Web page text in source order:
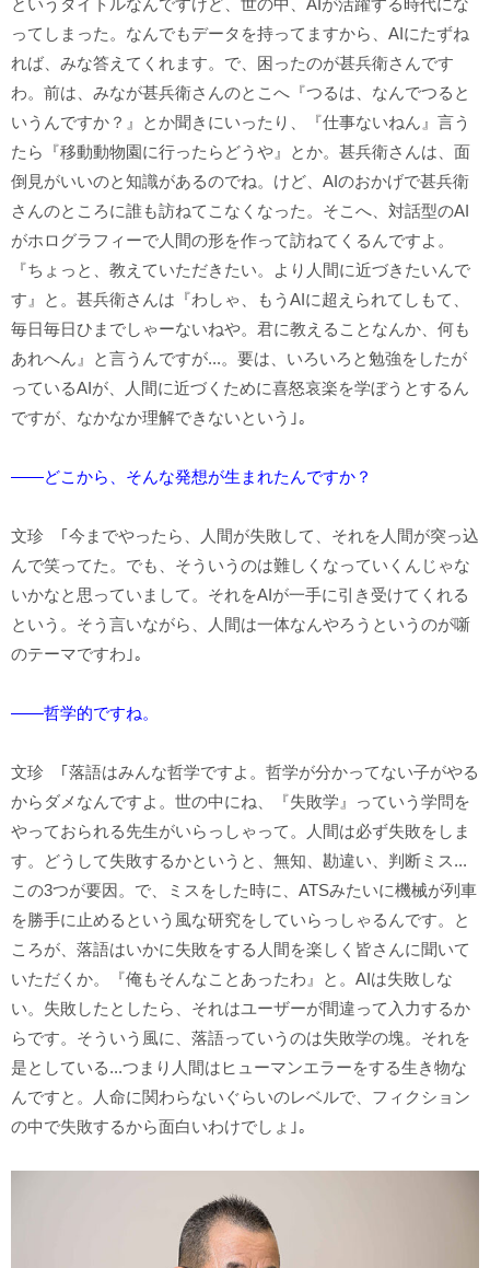
というタイトルなんですけど、世の中、AIが活躍する時代にな
ってしまった。なんでもデータを持ってますから、AIにたずね
れば、みな答えてくれます。で、困ったのが甚兵衛さんです
わ。前は、みなが甚兵衛さんのとこへ『つるは、なんでつると
いうんですか？』とか聞きにいったり、『仕事ないねん』言う
たら『移動動物園に行ったらどうや』とか。甚兵衛さんは、面
倒見がいいのと知識があるのでね。けど、AIのおかげで甚兵衛
さんのところに誰も訪ねてこなくなった。そこへ、対話型のAI
がホログラフィーで人間の形を作って訪ねてくるんですよ。
『ちょっと、教えていただきたい。より人間に近づきたいんで
す』と。甚兵衛さんは『わしゃ、もうAIに超えられてしもて、
毎日毎日ひまでしゃーないねや。君に教えることなんか、何も
あれへん』と言うんですが...。要は、いろいろと勉強をしたが
っているAIが、人間に近づくために喜怒哀楽を学ぼうとするん
ですが、なかなか理解できないという｣。
――どこから、そんな発想が生まれたんですか？
文珍 ｢今までやったら、人間が失敗して、それを人間が突っ込
んで笑ってた。でも、そういうのは難しくなっていくんじゃな
いかなと思っていまして。それをAIが一手に引き受けてくれる
という。そう言いながら、人間は一体なんやろうというのが噺
のテーマですわ｣。
――哲学的ですね。
文珍 ｢落語はみんな哲学ですよ。哲学が分かってない子がやる
からダメなんですよ。世の中にね、『失敗学』っていう学問を
やっておられる先生がいらっしゃって。人間は必ず失敗をしま
す。どうして失敗するかというと、無知、勘違い、判断ミス...
この3つが要因。で、ミスをした時に、ATSみたいに機械が列車
を勝手に止めるという風な研究をしていらっしゃるんです。と
ころが、落語はいかに失敗をする人間を楽しく皆さんに聞いて
いただくか。『俺もそんなことあったわ』と。AIは失敗しな
い。失敗したとしたら、それはユーザーが間違って入力するか
らです。そういう風に、落語っていうのは失敗学の塊。それを
是としている...つまり人間はヒューマンエラーをする生き物な
んですと。人命に関わらないぐらいのレベルで、フィクション
の中で失敗するから面白いわけでしょ｣。